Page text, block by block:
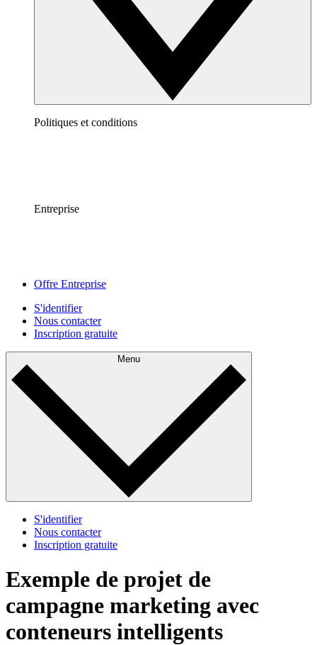
Politiques et conditions
Entreprise
Offre Entreprise
S'identifier
Nous contacter
Inscription gratuite
Menu
S'identifier
Nous contacter
Inscription gratuite
Exemple de projet de
campagne marketing avec
conteneurs intelligents